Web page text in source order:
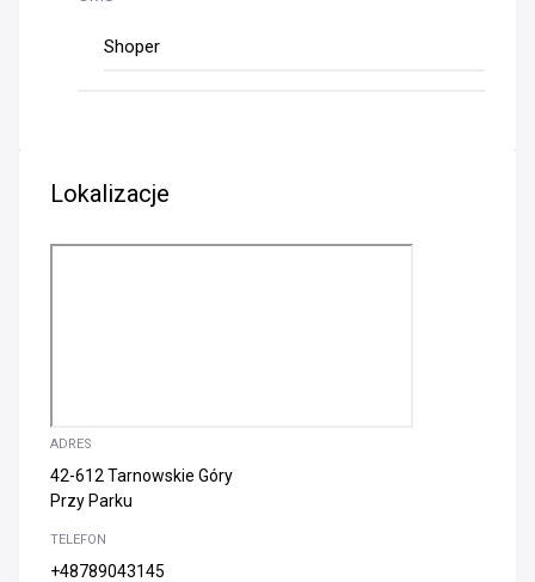
Shoper
Lokalizacje
ADRES
42-612 Tarnowskie Góry
Przy Parku
TELEFON
+48789043145